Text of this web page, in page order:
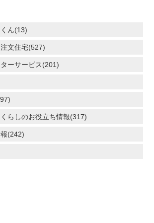
ん(13)
文住宅(527)
ーサービス(201)
らしのお役立ち情報(317)
(242)